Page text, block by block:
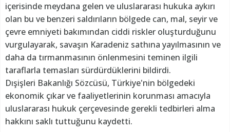
içerisinde meydana gelen ve uluslararası hukuka aykırı
olan bu ve benzeri saldırıların bölgede can, mal, seyir ve
çevre emniyeti bakımından ciddi riskler oluşturduğunu
vurgulayarak, savaşın Karadeniz sathına yayılmasının ve
daha da tırmanmasının önlenmesini teminen ilgili
taraflarla temasları sürdürdüklerini bildirdi.
Dışişleri Bakanlığı Sözcüsü, Türkiye'nin bölgedeki
ekonomik çıkar ve faaliyetlerinin korunması amacıyla
uluslararası hukuk çerçevesinde gerekli tedbirleri alma
hakkını saklı tuttuğunu kaydetti.